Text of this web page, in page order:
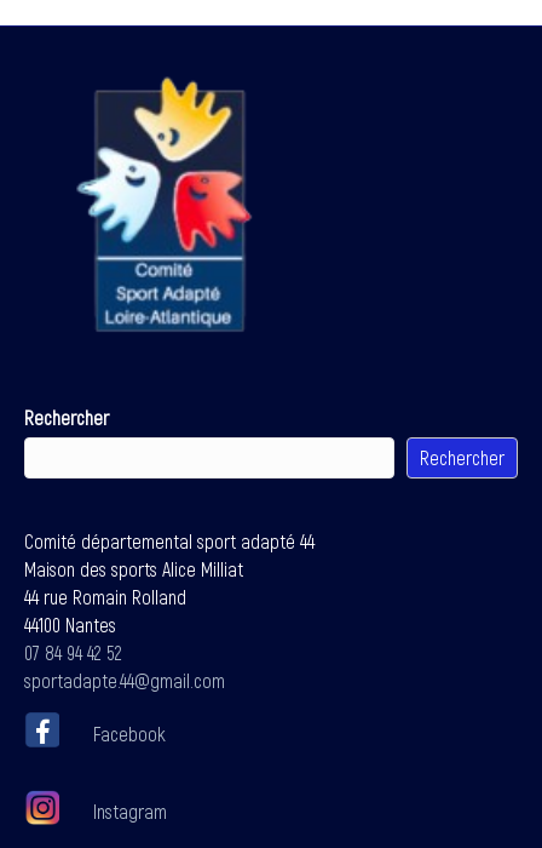
Rechercher
Rechercher
Comité départemental sport adapté 44
Maison des sports Alice Milliat
44 rue Romain Rolland
44100 Nantes
07 84 94 42 52
sportadapte.44@gmail.com
Facebook
Instagram